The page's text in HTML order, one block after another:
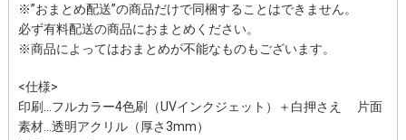
※”おまとめ配送”の商品だけで同梱することはできません。
必ず有料配送の商品におまとめください。
※商品によってはおまとめが不能なものもございます。
<仕様>
印刷…フルカラー4色刷（UVインクジェット）＋白押さえ 片面
素材…透明アクリル（厚さ3mm）